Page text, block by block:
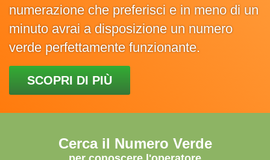
numerazione che preferisci e in meno di un
minuto avrai a disposizione un numero
verde perfettamente funzionante.
SCOPRI DI PIÙ
Cerca il Numero Verde